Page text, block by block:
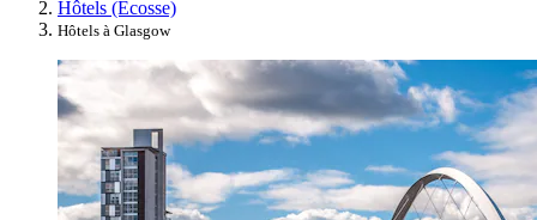
Hôtels (Écosse)
Hôtels à Glasgow